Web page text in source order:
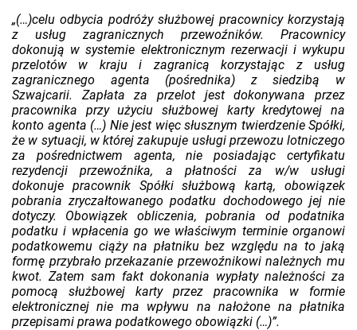
„(…)celu odbycia podróży służbowej pracownicy korzystają
z usług zagranicznych przewoźników. Pracownicy
dokonują w systemie elektronicznym rezerwacji i wykupu
przelotów w kraju i zagranicą korzystając z usług
zagranicznego agenta (pośrednika) z siedzibą w
Szwajcarii. Zapłata za przelot jest dokonywana przez
pracownika przy użyciu służbowej karty kredytowej na
konto agenta (…) Nie jest więc słusznym twierdzenie Spółki,
że w sytuacji, w której zakupuje usługi przewozu lotniczego
za pośrednictwem agenta, nie posiadając certyfikatu
rezydencji przewoźnika, a płatności za w/w usługi
dokonuje pracownik Spółki służbową kartą, obowiązek
pobrania zryczałtowanego podatku dochodowego jej nie
dotyczy. Obowiązek obliczenia, pobrania od podatnika
podatku i wpłacenia go we właściwym terminie organowi
podatkowemu ciąży na płatniku bez względu na to jaką
formę przybrało przekazanie przewoźnikowi należnych mu
kwot. Zatem sam fakt dokonania wypłaty należności za
pomocą służbowej karty przez pracownika w formie
elektronicznej nie ma wpływu na nałożone na płatnika
przepisami prawa podatkowego obowiązki (…)”.